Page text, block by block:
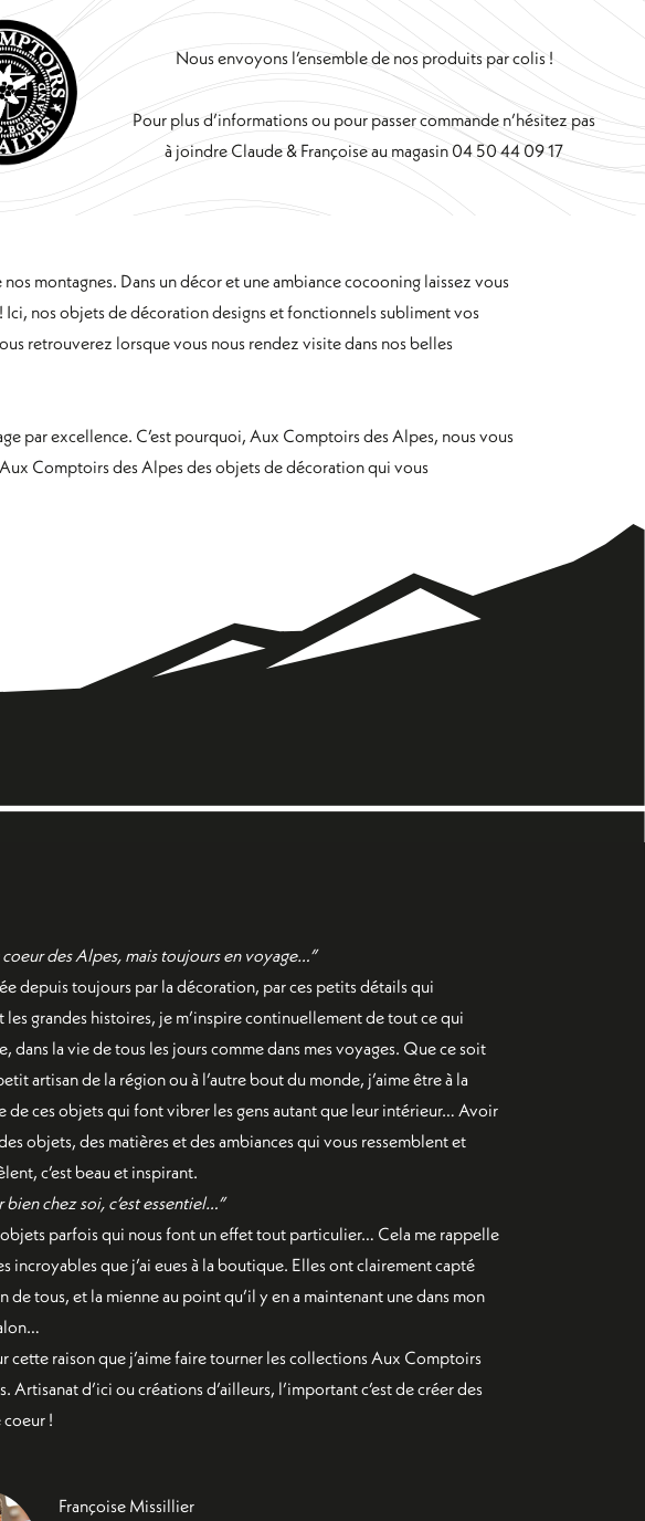
Nous envoyons l’ensemble de nos produits par colis !
Pour plus d’informations ou pour passer commande n’hésitez pas
à joindre Claude & Françoise au magasin 04 50 44 09 17
montagnes. Dans un décor et une ambiance cocooning laissez vous
nos objets de décoration designs et fonctionnels subliment vos
retrouverez lorsque vous nous rendez visite dans nos belles
par excellence. C’est pourquoi, Aux Comptoirs des Alpes, nous vous
Comptoirs des Alpes des objets de décoration qui vous
coeur des Alpes, mais toujours en voyage…”
depuis toujours par la décoration, par ces petits détails qui
les grandes histoires, je m’inspire continuellement de tout ce qui
dans la vie de tous les jours comme dans mes voyages. Que ce soit
artisan de la région ou à l’autre bout du monde, j’aime être à la
de ces objets qui font vibrer les gens autant que leur intérieur… Avoir
objets, des matières et des ambiances qui vous ressemblent et
c’est beau et inspirant.
bien chez soi, c’est essentiel…”
objets parfois qui nous font un effet tout particulier… Cela me rappelle
incroyables que j’ai eues à la boutique. Elles ont clairement capté
de tous, et la mienne au point qu’il y en a maintenant une dans mon
cette raison que j’aime faire tourner les collections Aux Comptoirs
Artisanat d’ici ou créations d’ailleurs, l’important c’est de créer des
!
Françoise Missillier